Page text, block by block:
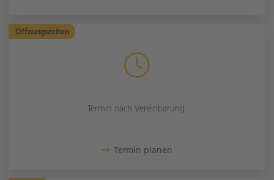
Öffnungszeiten
Termin nach Vereinbarung.
Termin planen